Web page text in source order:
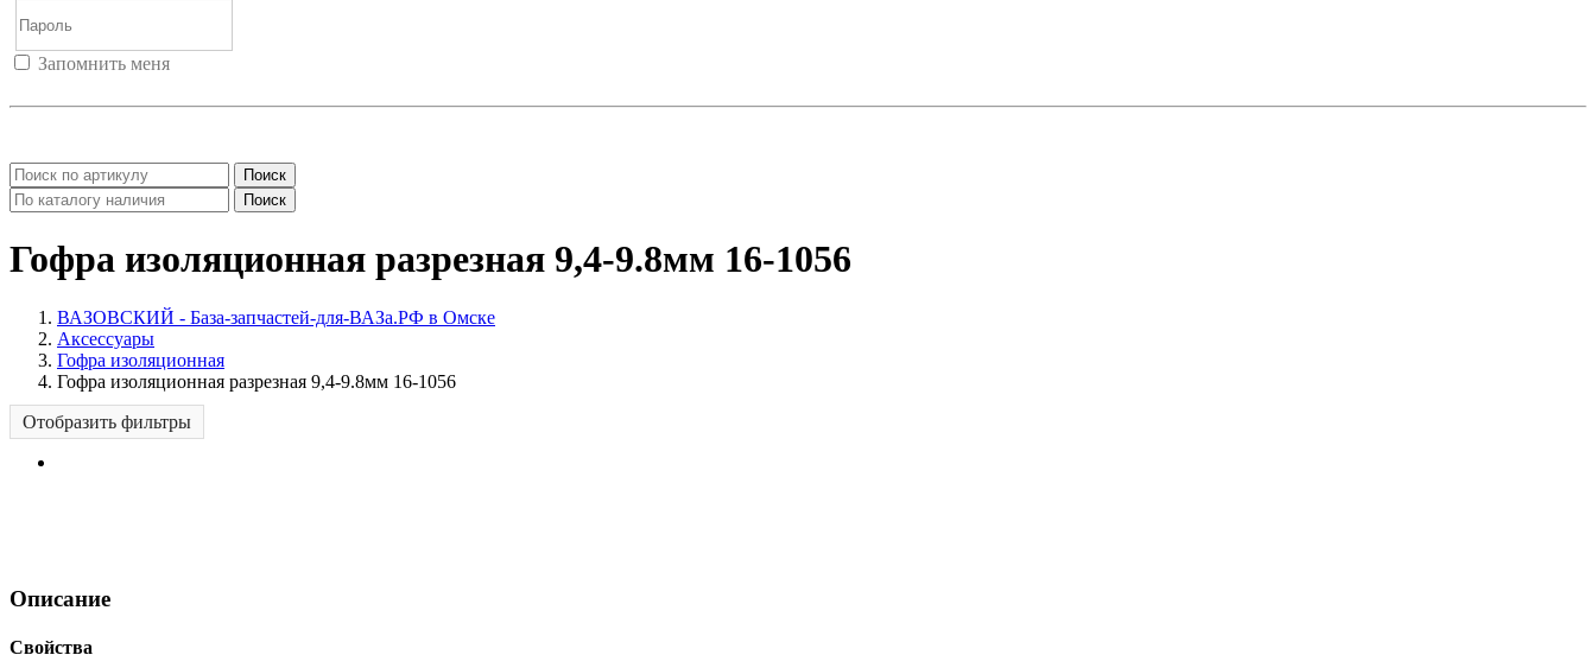
Запомнить меня
Поиск
Поиск
Гофра изоляционная разрезная 9,4-9.8мм 16-1056
ВАЗОВСКИЙ - База-запчастей-для-ВАЗа.РФ в Омске
Аксессуары
Гофра изоляционная
Гофра изоляционная разрезная 9,4-9.8мм 16-1056
Отобразить фильтры
Описание
Свойства